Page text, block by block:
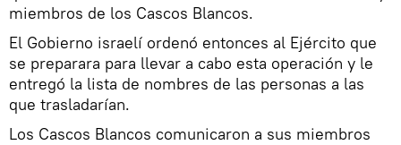
miembros de los Cascos Blancos.
El Gobierno israelí ordenó entonces al Ejército que
se preparara para llevar a cabo esta operación y le
entregó la lista de nombres de las personas a las
que trasladarían.
Los Cascos Blancos comunicaron a sus miembros